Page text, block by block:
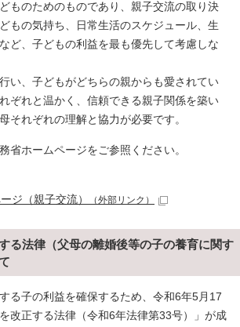
ものためのものであり、親子交流の取り決
もの気持ち、日常生活のスケジュール、生
ど、子どもの利益を最も優先して考慮しな
い、子どもがどちらの親からも愛されてい
ぞれと温かく、信頼できる親子関係を築い
それぞれの理解と協力が必要です。
省ホームページをご参照ください。
ジ（親子交流） （外部リンク）
る法律（父母の離婚後等の子の養育に関す
る子の利益を確保するため、令和6年5月17
改正する法律（令和6年法律第33号）」が成